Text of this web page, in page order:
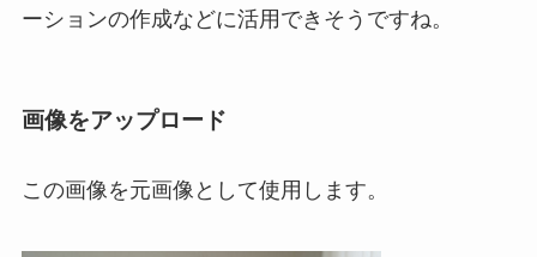
ーションの作成などに活用できそうですね。
画像をアップロード
この画像を元画像として使用します。